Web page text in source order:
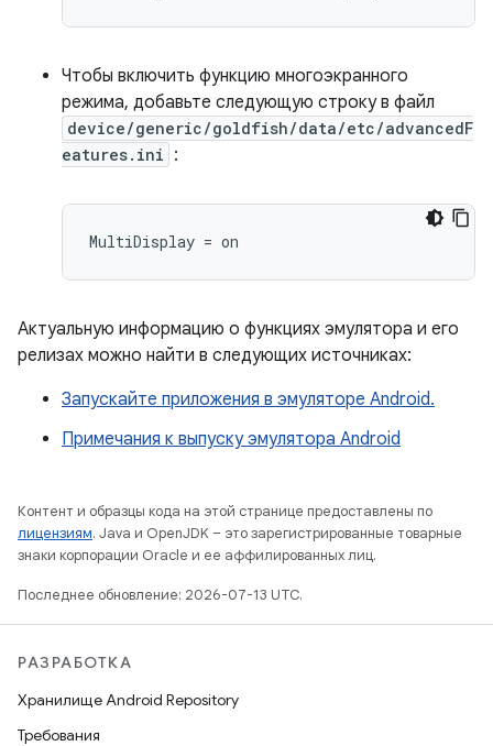
Чтобы включить функцию многоэкранного
режима, добавьте следующую строку в файл
device/generic/goldfish/data/etc/advancedF
eatures.ini :
Актуальную информацию о функциях эмулятора и его
релизах можно найти в следующих источниках:
Запускайте приложения в эмуляторе Android.
Примечания к выпуску эмулятора Android
Контент и образцы кода на этой странице предоставлены по
лицензиям. Java и OpenJDK – это зарегистрированные товарные
знаки корпорации Oracle и ее аффилированных лиц.
Последнее обновление: 2026-07-13 UTC.
РАЗРАБОТКА
Хранилище Android Repository
Требования